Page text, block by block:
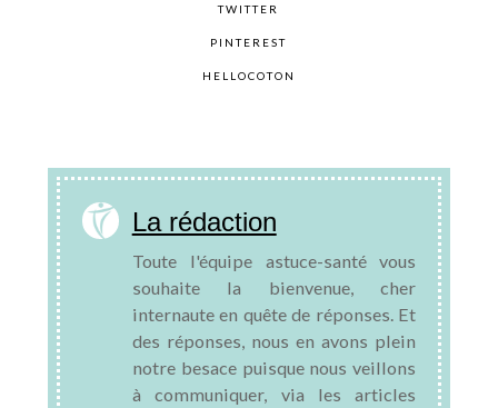
TWITTER
PINTEREST
HELLOCOTON
La rédaction
Toute l'équipe astuce-santé vous
souhaite la bienvenue, cher
internaute en quête de réponses. Et
des réponses, nous en avons plein
notre besace puisque nous veillons
à communiquer, via les articles